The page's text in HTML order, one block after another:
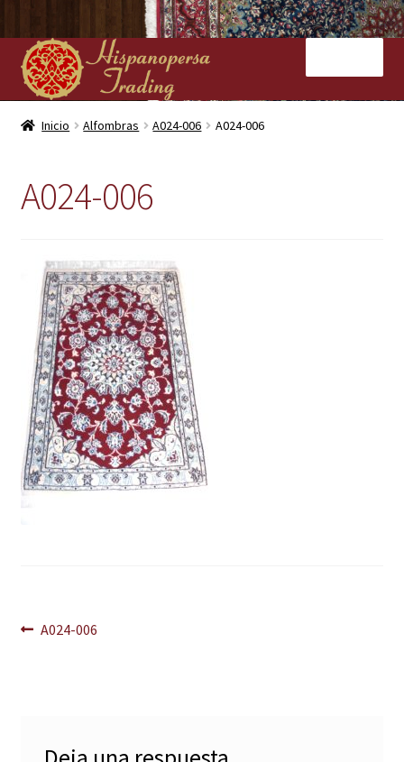
Ir
a
la
navegación
Ir
al
contenido
Inicio
Kilims
Contacto
Inicio Alfombras A024-006 A024-006
A024-006
Navegación
Anterior:
A024-006